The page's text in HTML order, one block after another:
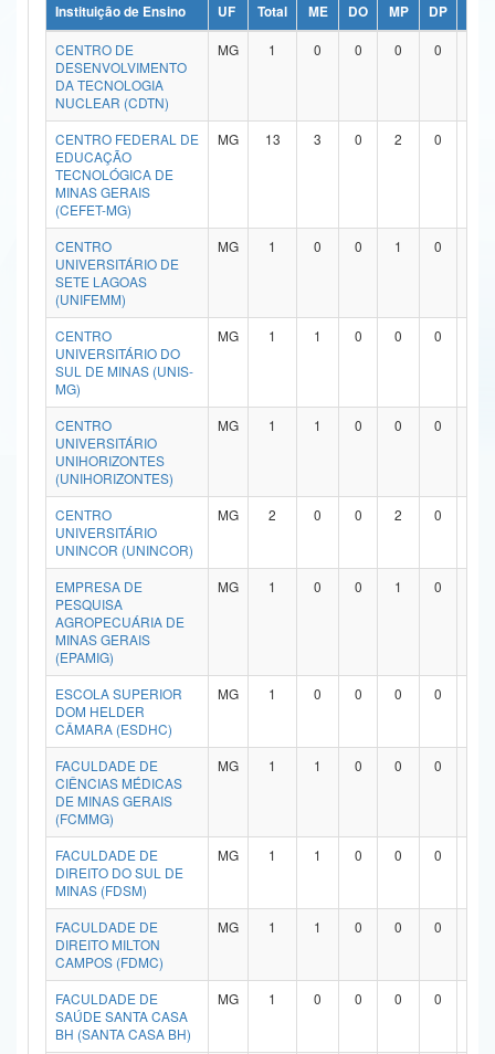
Ministério da Ciência, Tecnologia, Inovações e Comunicações
Ministério do Meio Ambiente
Ministério do Turismo
Ministério do Desenvolvimento Regional
Controladoria-Geral da União
Ministério da Mulher, da Família e dos Direitos Humanos
Secretaria-Geral
Secretaria de Governo
Gabinete de Segurança Institucional
Advocacia-Geral da União
Banco Central do Brasil
Instituição de Ensino UF Total ME DO MP DP
CENTRO DE
DESENVOLVIMENTO
DA TECNOLOGIA
NUCLEAR (CDTN)
MG 1 0 0 0 0
CENTRO FEDERAL DE
EDUCAÇÃO
TECNOLÓGICA DE
MINAS GERAIS
(CEFET-MG)
MG 13 3 0 2 0
CENTRO
UNIVERSITÁRIO DE
SETE LAGOAS
(UNIFEMM)
MG 1 0 0 1 0
CENTRO
UNIVERSITÁRIO DO
SUL DE MINAS (UNIS-
MG)
MG 1 1 0 0 0
CENTRO
UNIVERSITÁRIO
UNIHORIZONTES
(UNIHORIZONTES)
MG 1 1 0 0 0
CENTRO
UNIVERSITÁRIO
UNINCOR (UNINCOR)
MG 2 0 0 2 0
EMPRESA DE
PESQUISA
AGROPECUÁRIA DE
MINAS GERAIS
(EPAMIG)
MG 1 0 0 1 0
ESCOLA SUPERIOR
DOM HELDER
CÂMARA (ESDHC)
MG 1 0 0 0 0
FACULDADE DE
CIÊNCIAS MÉDICAS
DE MINAS GERAIS
(FCMMG)
MG 1 1 0 0 0
FACULDADE DE
DIREITO DO SUL DE
MINAS (FDSM)
MG 1 1 0 0 0
FACULDADE DE
DIREITO MILTON
CAMPOS (FDMC)
MG 1 1 0 0 0
FACULDADE DE
SAÚDE SANTA CASA
BH (SANTA CASA BH)
MG 1 0 0 0 0